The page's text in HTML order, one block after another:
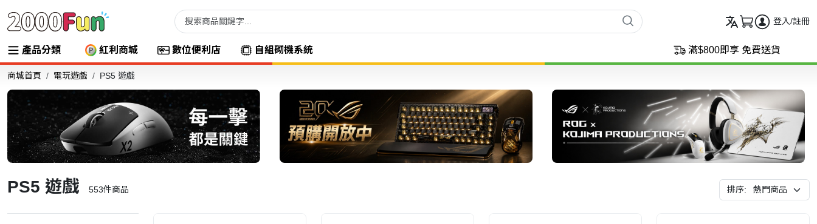
登入/註冊
產品分類 紅利商城 數位便利店 自組砌機系統 滿$800即享 免費送貨
商城首頁 電玩遊戲 PS5 遊戲
PS5 遊戲 553件商品 排序: